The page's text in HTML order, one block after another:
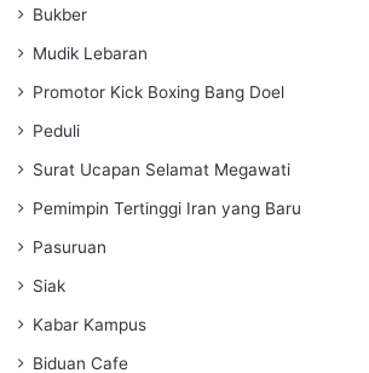
Bukber
Mudik Lebaran
Promotor Kick Boxing Bang Doel
Peduli
Surat Ucapan Selamat Megawati
Pemimpin Tertinggi Iran yang Baru
Pasuruan
Siak
Kabar Kampus
Biduan Cafe